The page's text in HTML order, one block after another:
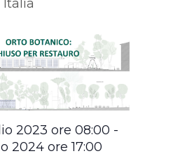
Italia
2023 ore 08:00 -
2024 ore 17:00